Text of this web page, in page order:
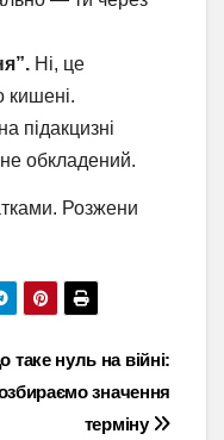
Ні, це
кишені.
підакцизні
обкладений.
Розжени
таке нуль на війні:
значення
терміну